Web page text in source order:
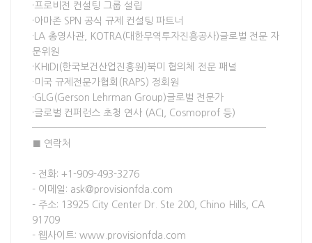
·프로비전 컨설팅 그룹 설립
·아마존 SPN 공식 규제 컨설팅 파트너
·LA 총영사관, KOTRA(대한무역투자진흥공사)글로벌 전문 자
문위원
·KHIDI(한국보건산업진흥원)북미 협의체 전문 패널
·미국 규제전문가협회(RAPS) 정회원
·GLG(Gerson Lehrman Group)글로벌 전문가
·글로벌 컨퍼런스 초청 연사 (ACI, Cosmoprof 등)
————————————————————————————
■ 연락처
- 전화: +1-909-493-3276
- 이메일: ask@provisionfda.com
- 주소: 13925 City Center Dr. Ste 200, Chino Hills, CA
91709
- 웹사이트: www.provisionfda.com